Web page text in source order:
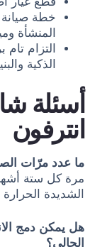
خطة
المنشأة
الذكية
أسئلة
انترفون
ما عدد مرّات
مرة كل ستة
الشديدة الحرارة
هل يمكن دمج
الحالي؟